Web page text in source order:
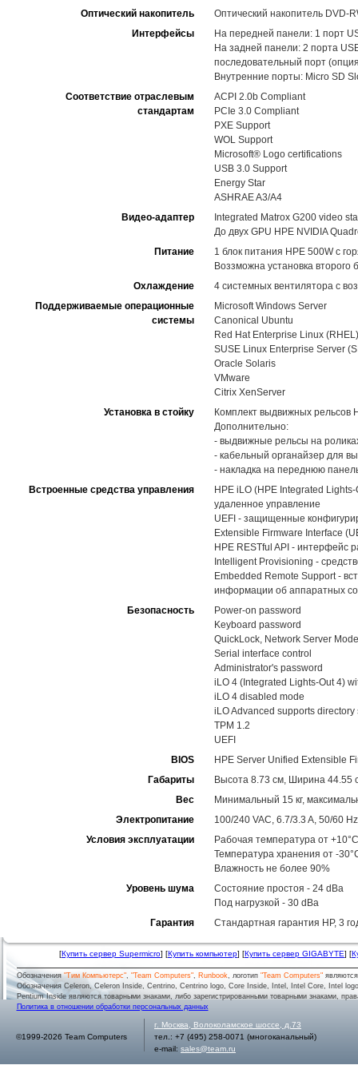
Оптический накопитель
Оптический накопитель DVD-
Интерфейсы
На передней панели: 1 порт
На задней панели: 2 порта
последовательный порт
Внутренние порты: Micro SD
Соответствие отраслевым
стандартам
ACPI 2.0b Compliant
PCIe 3.0 Compliant
PXE Support
WOL Support
Microsoft® Logo certifications
USB 3.0 Support
Energy Star
ASHRAE A3/A4
Видео-адаптер
Integrated Matrox G200 video
До двух GPU HPE NVIDIA
Питание
1 блок питания HPE 500W с
Воззможна установка
Охлаждение
4 системных вентилятора с
Поддерживаемые операционные
системы
Microsoft Windows Server
Canonical Ubuntu
Red Hat Enterprise Linux (RHEL)
SUSE Linux Enterprise Server
Oracle Solaris
VMware
Citrix XenServer
Установка в стойку
Комплект выдвижных рельсов
Дополнительно:
- выдвижные рельсы на
- кабельный органайзер для
- накладка на переднюю
Встроенные средства управления
HPE iLO (HPE Integrated
удаленное управление
UEFI - защищенные
Extensible Firmware Interface
HPE RESTful API - интерфейс
Intelligent Provisioning -
Embedded Remote Support -
информации об аппаратных
Безопасность
Power-on password
Keyboard password
QuickLock, Network Server Mode
Serial interface control
Administrator's password
iLO 4 (Integrated Lights-Out 4)
iLO 4 disabled mode
iLO Advanced supports
TPM 1.2
UEFI
BIOS
HPE Server Unified Extensible
Габариты
Высота 8.73 см, Ширина 44.55
Вес
Минимальный 15 кг,
Электропитание
100/240 VAC, 6.7/3.3 A, 50/60 Hz
Условия эксплуатации
Рабочая температура от
Температура хранения от -
Влажность не более 90%
Уровень шума
Состояние простоя - 24 dBa
Под нагрузкой - 30 dBa
Гарантия
Стандартная гарантия HP, 3
[Купить сервер Supermicro] [Купить компьютер] [Купить сервер GIGABYTE] [
Обозначения"Тим Компьютерс", "Team Computers", Runbook, логотип "Team Computers"
Обозначения Celeron, Celeron Inside, Centrino, Centrino logo, Core Inside, Intel, Intel Core, Intel
Pentium Inside являются товарными знаками, либо зарегистрированными товарными знаками,
Политика в отношении обработки персональных данных
©1999-2026 Team Computers
г. Москва
Волоколамское шоссе, д.73
тел.: +7 (495) 258-0071 (многоканальный)
e-mail: sales@team.ru